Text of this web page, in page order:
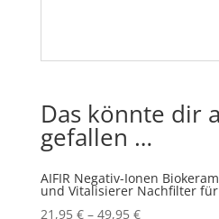
Das könnte dir
gefallen …
AIFIR Negativ-Ionen
und Vitalisierer Nachfilter
21,95 €– 49,95 €